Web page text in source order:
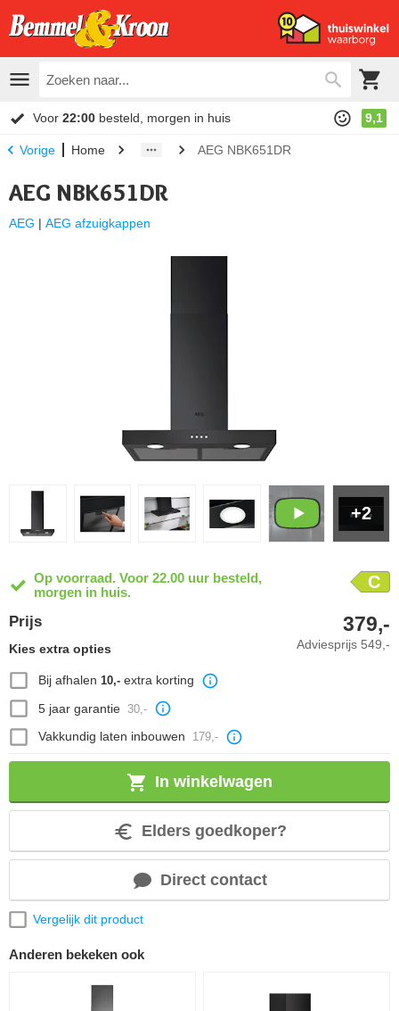
Voor 22:00 besteld, morgen in huis 9,1
Vorige Home AEG NBK651DR
AEG NBK651DR
AEG | AEG afzuigkappen
+2
Op voorraad. Voor 22.00 uur besteld,
morgen in huis.
C
Prijs
Adviesprijs 549,-
379,-
Kies extra opties
Bij afhalen 10,-extra korting
5 jaar garantie
30,-
Vakkundig laten inbouwen 179,-
In winkelwagen
Elders goedkoper?
Direct contact
Vergelijk dit product
Anderen bekeken ook